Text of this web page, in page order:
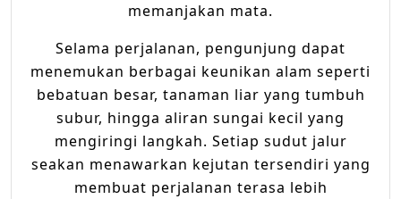
memanjakan mata.
Selama perjalanan, pengunjung dapat
menemukan berbagai keunikan alam seperti
bebatuan besar, tanaman liar yang tumbuh
subur, hingga aliran sungai kecil yang
mengiringi langkah. Setiap sudut jalur
seakan menawarkan kejutan tersendiri yang
membuat perjalanan terasa lebih